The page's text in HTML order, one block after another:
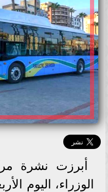
أبرزت نشرة
الوزراء، اليوم